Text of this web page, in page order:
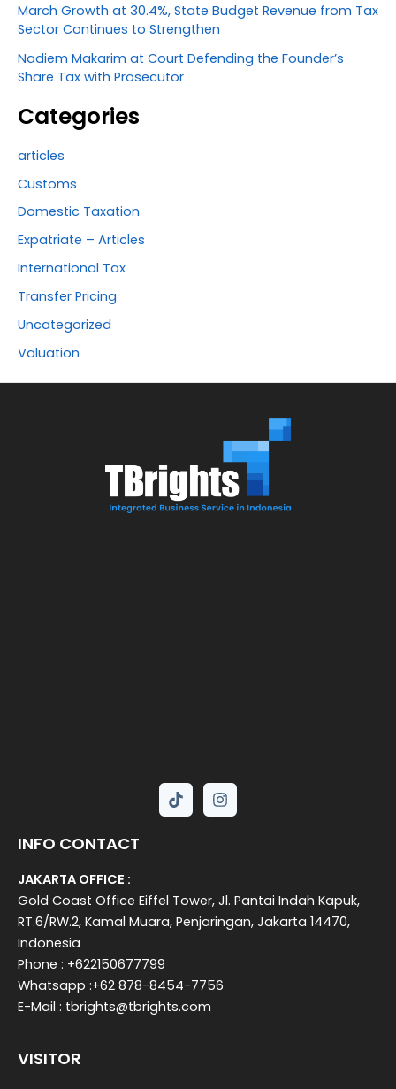
March Growth at 30.4%, State Budget Revenue from Tax
Sector Continues to Strengthen
Nadiem Makarim at Court Defending the Founder’s
Share Tax with Prosecutor
Categories
articles
Customs
Domestic Taxation
Expatriate – Articles
International Tax
Transfer Pricing
Uncategorized
Valuation
INFO CONTACT
JAKARTA OFFICE :
Gold Coast Office Eiffel Tower, Jl. Pantai Indah Kapuk,
RT.6/RW.2, Kamal Muara, Penjaringan, Jakarta 14470,
Indonesia
Phone : +622150677799
Whatsapp :+62 878-8454-7756
E-Mail : tbrights@tbrights.com
VISITOR